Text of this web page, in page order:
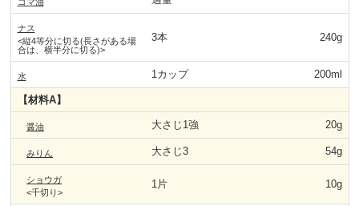
ナス
<縦4等分に切る(長さがある場
合は、横半分に切る)>
3本 240g
水 1カップ 200ml
【材料A】
醤油 大さじ1強 20g
みりん 大さじ3 54g
ショウガ
<千切り>
1片 10g